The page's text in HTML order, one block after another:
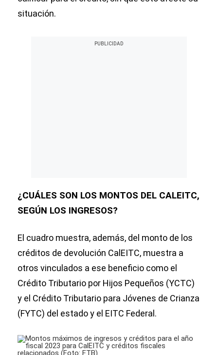
situación.
¿CUÁLES SON LOS MONTOS DEL CALEITC,
SEGÚN LOS INGRESOS?
El cuadro muestra, además, del monto de los
créditos de devolución CalEITC, muestra a
otros vinculados a ese beneficio como el
Crédito Tributario por Hijos Pequeños (YCTC)
y el Crédito Tributario para Jóvenes de Crianza
(FYTC) del estado y el EITC Federal.